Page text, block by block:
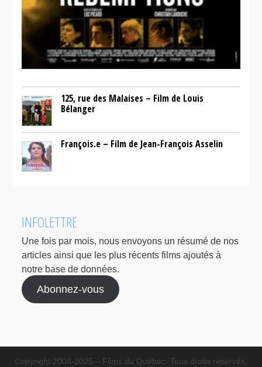
125, rue des Malaises – Film de Louis
Bélanger
François.e – Film de Jean-François Asselin
INFOLETTRE
Une fois par mois, nous envoyons un résumé de nos
articles ainsi que les plus récents films ajoutés à
notre base de données.
Abonnez-vous
Copyright 2008-2025 – Films du Québec. Tous droits réservés.